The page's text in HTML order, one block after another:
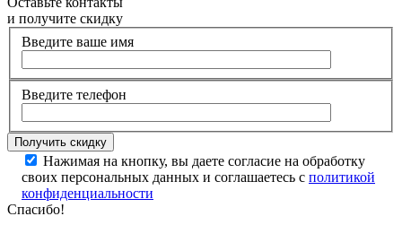
и получите скидку
Введите ваше имя
Введите телефон
Нажимая на кнопку, вы даете согласие на обработку
своих персональных данных и соглашаетесь с политикой
конфиденциальности
Спасибо!